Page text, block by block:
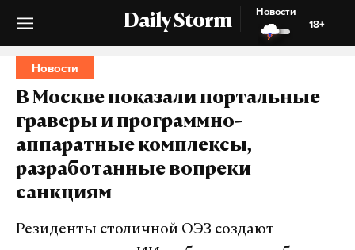
Daily Storm
Новости
18+
Новости
В Москве показали портальные
граверы и программно-
аппаратные комплексы,
разработанные вопреки
санкциям
Резиденты столичной ОЭЗ создают